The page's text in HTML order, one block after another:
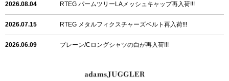
2026.08.04 RTEG パームツリーLAメッシュキャップ再入荷!!!
2026.07.15 RTEG メタルフィクスチャーズベルト再入荷!!!
2026.06.09 プレーン/Cロングシャツの白が再入荷!!!